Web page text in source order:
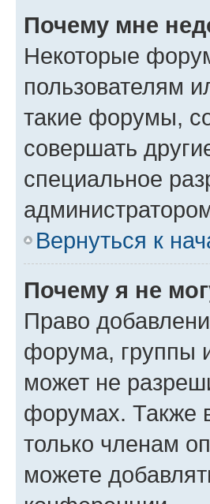
Почему мне
Некоторые
пользователям
такие форумы,
совершать
специальное
Вернуться к
Почему я не
Право
форума, группы
может не
форумах. Также
только членам
можете